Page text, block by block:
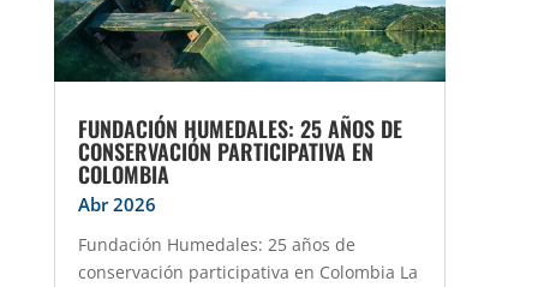
FUNDACIÓN HUMEDALES: 25 AÑOS DE
CONSERVACIÓN PARTICIPATIVA EN
COLOMBIA
Abr 2026
Fundación Humedales: 25 años de
conservación participativa en Colombia La